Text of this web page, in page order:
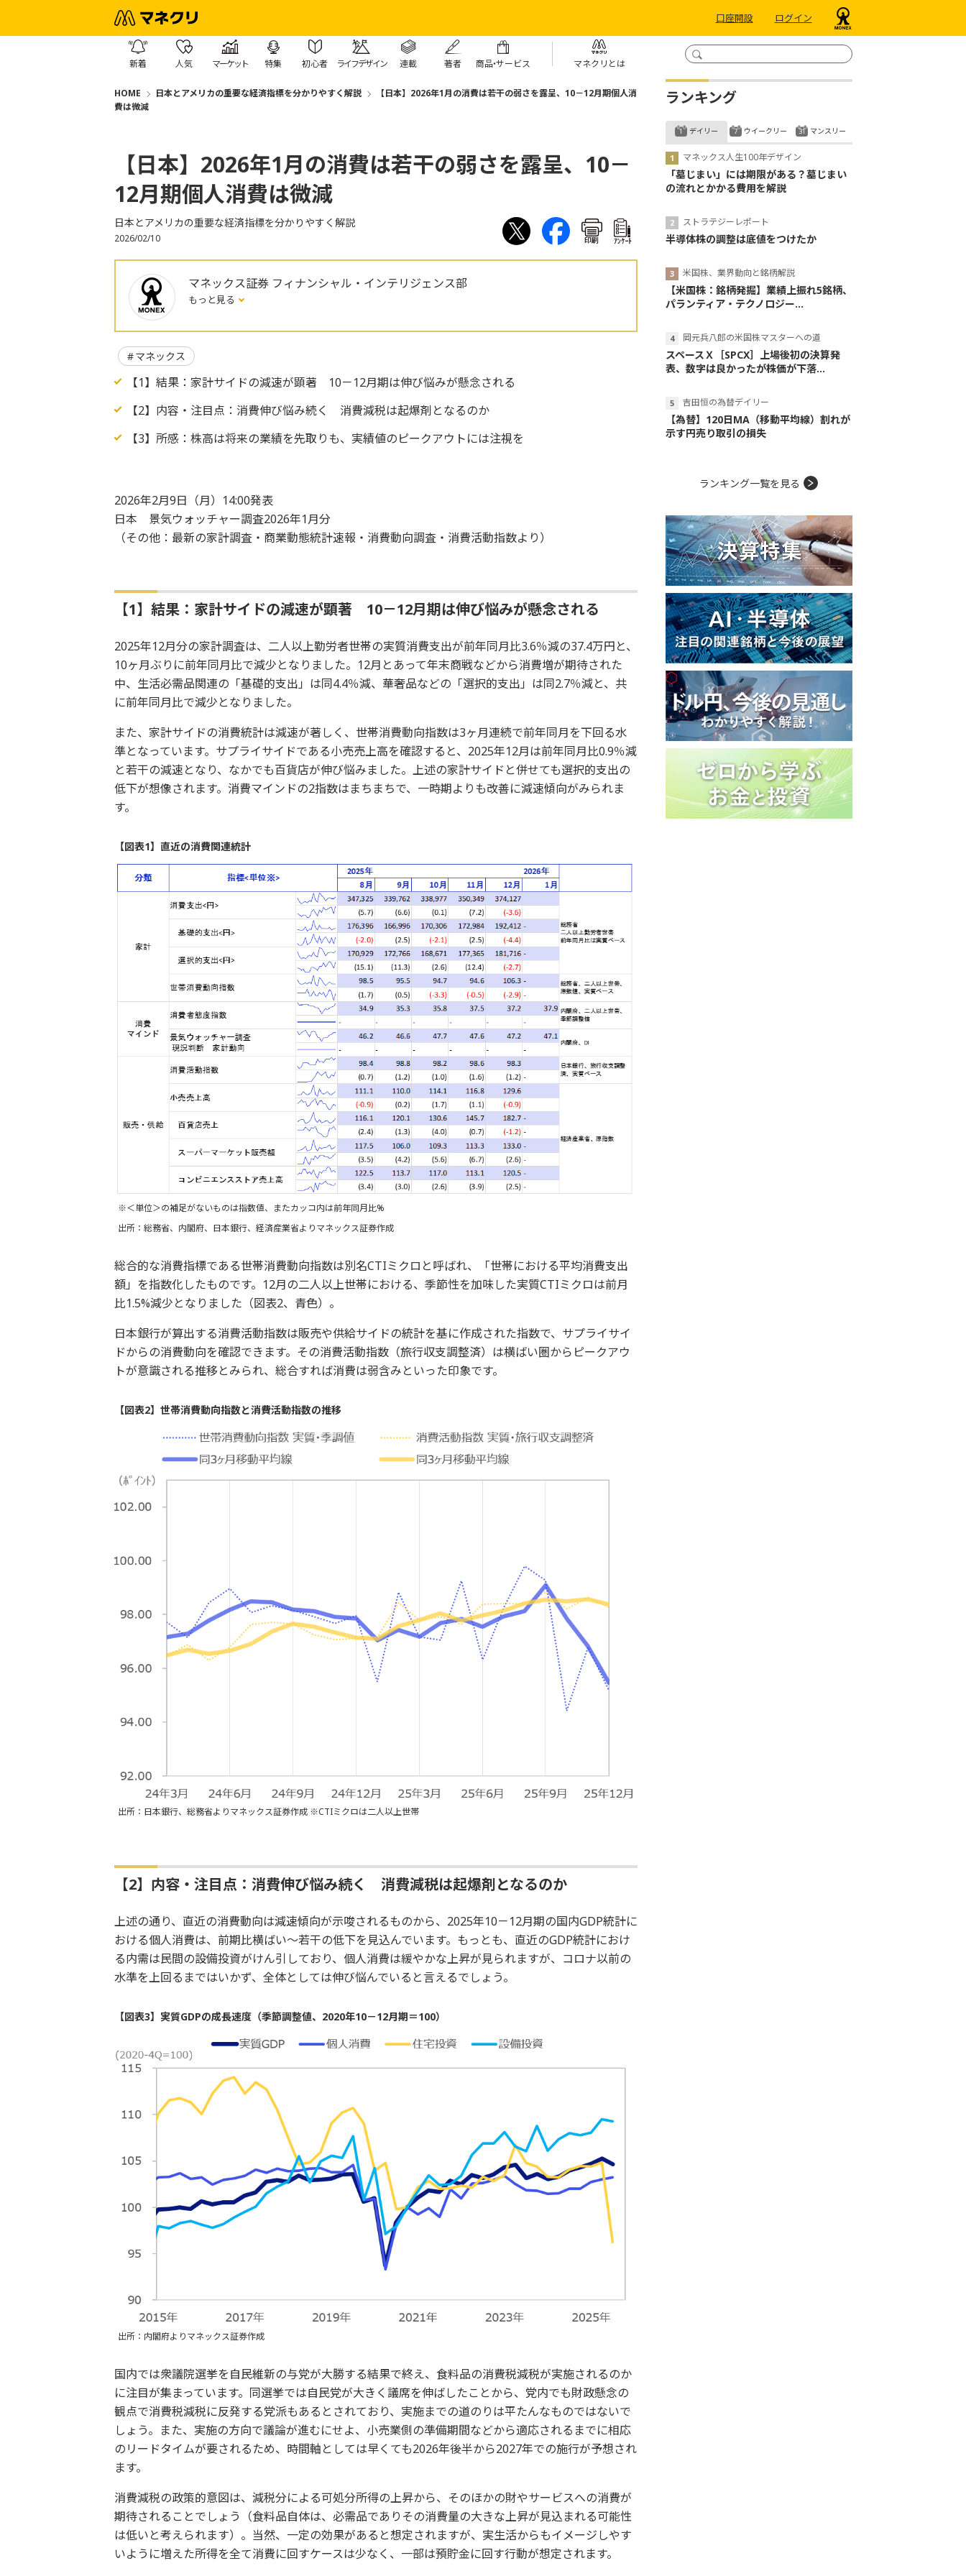
口座開設 ログイン
新着 人気 マーケット 特集 初心者 ライフデザイン 連載 著者 商品・サービス マネクリとは
HOME 日本とアメリカの重要な経済指標を分かりやすく解説
【日本】2026年1月の消費は若干の弱さを露呈、10－12月期個人消
費は微減
【日本】2026年1月の消費は若干の弱さを露呈、10－
12月期個人消費は微減
日本とアメリカの重要な経済指標を分かりやすく解説
2026/02/10 印刷 ｱﾝｹｰﾄ
マネックス証券 フィナンシャル・インテリジェンス部
もっと見る
マネックス
【1】結果：家計サイドの減速が顕著 10－12月期は伸び悩みが懸念される
【2】内容・注目点：消費伸び悩み続く 消費減税は起爆剤となるのか
【3】所感：株高は将来の業績を先取りも、実績値のピークアウトには注視を
2026年2月9日（月）14:00発表
日本 景気ウォッチャー調査2026年1月分
（その他：最新の家計調査・商業動態統計速報・消費動向調査・消費活動指数より）
【1】結果：家計サイドの減速が顕著 10－12月期は伸び悩みが懸念される
2025年12月分の家計調査は、二人以上勤労者世帯の実質消費支出が前年同月比3.6％減の37.4万円と、
10ヶ月ぶりに前年同月比で減少となりました。12月とあって年末商戦などから消費増が期待された
中、生活必需品関連の「基礎的支出」は同4.4％減、華奢品などの「選択的支出」は同2.7％減と、共
に前年同月比で減少となりました。
また、家計サイドの消費統計は減速が著しく、世帯消費動向指数は3ヶ月連続で前年同月を下回る水
準となっています。サプライサイドである小売売上高を確認すると、2025年12月は前年同月比0.9％減
と若干の減速となり、なかでも百貨店が伸び悩みました。上述の家計サイドと併せても選択的支出の
低下が想像されます。消費マインドの2指数はまちまちで、一時期よりも改善に減速傾向がみられま
す。
【図表1】直近の消費関連統計
※＜単位＞の補足がないものは指数値、またカッコ内は前年同月比%
出所：総務省、内閣府、日本銀行、経済産業省よりマネックス証券作成
総合的な消費指標である世帯消費動向指数は別名CTIミクロと呼ばれ、「世帯における平均消費支出
額」を指数化したものです。12月の二人以上世帯における、季節性を加味した実質CTIミクロは前月
比1.5%減少となりました（図表2、青色）。
日本銀行が算出する消費活動指数は販売や供給サイドの統計を基に作成された指数で、サプライサイ
ドからの消費動向を確認できます。その消費活動指数（旅行収支調整済）は横ばい圏からピークアウ
トが意識される推移とみられ、総合すれば消費は弱含みといった印象です。
【図表2】世帯消費動向指数と消費活動指数の推移
出所：日本銀行、総務省よりマネックス証券作成 ※CTIミクロは二人以上世帯
【2】内容・注目点：消費伸び悩み続く 消費減税は起爆剤となるのか
上述の通り、直近の消費動向は減速傾向が示唆されるものから、2025年10－12月期の国内GDP統計に
おける個人消費は、前期比横ばい～若干の低下を見込んでいます。もっとも、直近のGDP統計におけ
る内需は民間の設備投資がけん引しており、個人消費は緩やかな上昇が見られますが、コロナ以前の
水準を上回るまではいかず、全体としては伸び悩んでいると言えるでしょう。
【図表3】実質GDPの成長速度（季節調整値、2020年10－12月期＝100）
出所：内閣府よりマネックス証券作成
国内では衆議院選挙を自民維新の与党が大勝する結果で終え、食料品の消費税減税が実施されるのか
に注目が集まっています。同選挙では自民党が大きく議席を伸ばしたことから、党内でも財政懸念の
観点で消費税減税に反発する党派もあるとされており、実施までの道のりは平たんなものではないで
しょう。また、実施の方向で議論が進むにせよ、小売業側の準備期間などから適応されるまでに相応
のリードタイムが要されるため、時間軸としては早くても2026年後半から2027年での施行が予想され
ます。
消費減税の政策的意図は、減税分による可処分所得の上昇から、そのほかの財やサービスへの消費が
期待されることでしょう（食料品自体は、必需品でありその消費量の大きな上昇が見込まれる可能性
は低いと考えられます）。当然、一定の効果があると想定されますが、実生活からもイメージしやす
いように増えた所得を全て消費に回すケースは少なく、一部は預貯金に回す行動が想定されます。
ランキング
デイリー
マネックス人生100年デザイン
「墓じまい」には期限がある？墓じまい
の流れとかかる費用を解説
ストラテジーレポート
半導体株の調整は底値をつけたか
米国株、業界動向と銘柄解説
【米国株：銘柄発掘】業績上振れ5銘柄、
パランティア・テクノロジー...
岡元兵八郎の米国株マスターへの道
スペースＸ［SPCX］上場後初の決算発
表、数字は良かったが株価が下落...
吉田恒の為替デイリー
【為替】120日MA（移動平均線）割れが
示す円売り取引の損失
ウイークリー マンスリー
ランキング一覧を見る